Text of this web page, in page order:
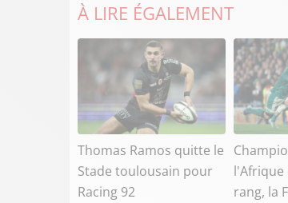
À LIRE ÉGALEMENT
Thomas Ramos quitte le
Stade toulousain pour
Racing 92
l'Afrique
rang, la